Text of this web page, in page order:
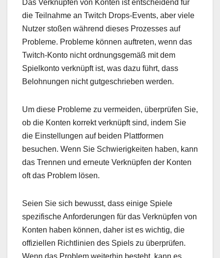
Das Verknüpfen von Konten ist entscheidend für
die Teilnahme an Twitch Drops-Events, aber viele
Nutzer stoßen während dieses Prozesses auf
Probleme. Probleme können auftreten, wenn das
Twitch-Konto nicht ordnungsgemäß mit dem
Spielkonto verknüpft ist, was dazu führt, dass
Belohnungen nicht gutgeschrieben werden.
Um diese Probleme zu vermeiden, überprüfen Sie,
ob die Konten korrekt verknüpft sind, indem Sie
die Einstellungen auf beiden Plattformen
besuchen. Wenn Sie Schwierigkeiten haben, kann
das Trennen und erneute Verknüpfen der Konten
oft das Problem lösen.
Seien Sie sich bewusst, dass einige Spiele
spezifische Anforderungen für das Verknüpfen von
Konten haben können, daher ist es wichtig, die
offiziellen Richtlinien des Spiels zu überprüfen.